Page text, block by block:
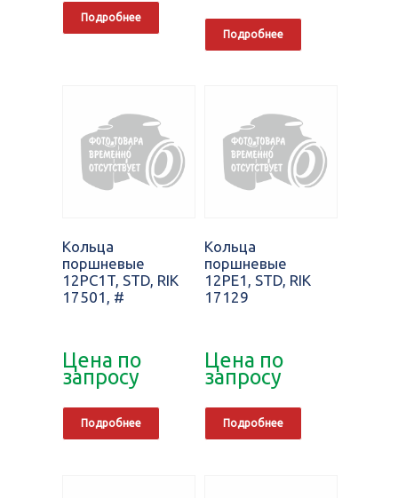
Подробнее
Подробнее
Кольца
поршневые
12PC1T, STD, RIK
17501, #
Цена по
запросу
Подробнее
Кольца
поршневые
12PE1, STD, RIK
17129
Цена по
запросу
Подробнее